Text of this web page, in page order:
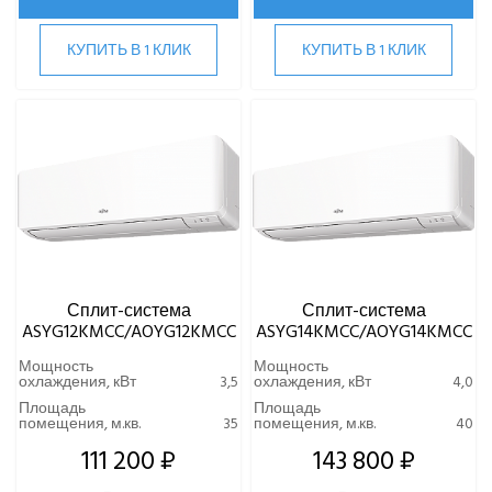
Напольные внутренние блоки Fujitsu
Настенные кондиционеры Fujitsu
Серия Smart Design R32
FUNAI
Gree
Green
Hi
КУПИТЬ В 1 КЛИК КУПИТЬ В 1 КЛИК
Сплит-система
ASYG12KMCC/AOYG12KMCC
Мощность
охлаждения, кВт
3,5
Площадь
помещения, м.кв. 35
111 200 ₽
Сплит-система
ASYG14KMCC/AOYG14KMCC
Мощность
охлаждения, кВт
4,0
Площадь
помещения, м.кв. 40
143 800 ₽